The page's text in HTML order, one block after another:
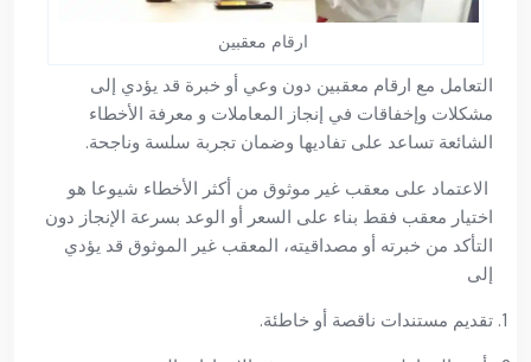
ارقام معقبين
التعامل مع ارقام معقبين دون وعي أو خبرة قد يؤدي إلى
مشكلات وإخفاقات في إنجاز المعاملات و معرفة الأخطاء
الشائعة تساعد على تفاديها وضمان تجربة سلسة وناجحة.
الاعتماد على معقب غير موثوق من أكثر الأخطاء شيوعا هو
اختيار معقب فقط بناء على السعر أو الوعد بسرعة الإنجاز دون
التأكد من خبرته أو مصداقيته، المعقب غير الموثوق قد يؤدي
إلى
تقديم مستندات ناقصة أو خاطئة.